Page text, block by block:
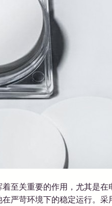
至关重要的作用，尤其是
严苛环境下的稳定运行。